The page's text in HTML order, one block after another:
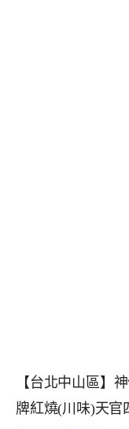
【台北中山區】
牌紅燒(川味)天官